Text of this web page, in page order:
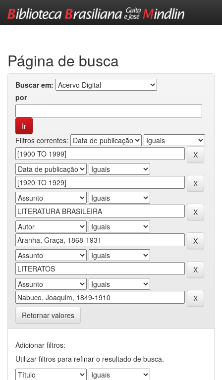
Página de busca
Buscar em:
por
Filtros correntes:
Retornar valores
Adicionar filtros:
Utilizar filtros para refinar o resultado de busca.